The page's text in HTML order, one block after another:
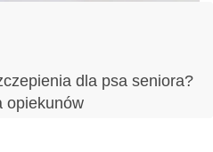
dla psa seniora?
opiekunów